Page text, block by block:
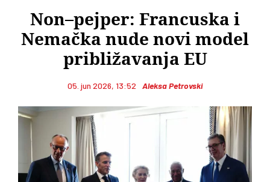
Non–pejper: Francuska i
Nemačka nude novi model
približavanja EU
05. jun 2026, 13:52 Aleksa Petrovski